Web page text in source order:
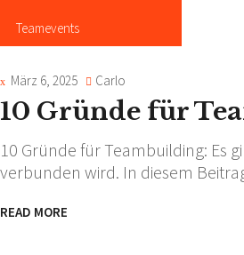
Teamevents
März 6, 2025 Carlo
10 Gründe für
10 Gründe für Teambuilding: Es
verbunden wird. In diesem
READ MORE